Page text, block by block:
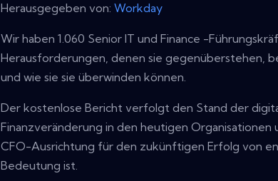
Herausgegeben von:Workday
Wir haben 1.060 Senior IT und Finance -
Herausforderungen, denen sie gegenüberstehen,
und wie sie sie überwinden können.
Der kostenlose Bericht verfolgt den Stand der
Finanzveränderung in den heutigen Organisationen
CFO-Ausrichtung für den zukünftigen Erfolg von
Bedeutung ist.